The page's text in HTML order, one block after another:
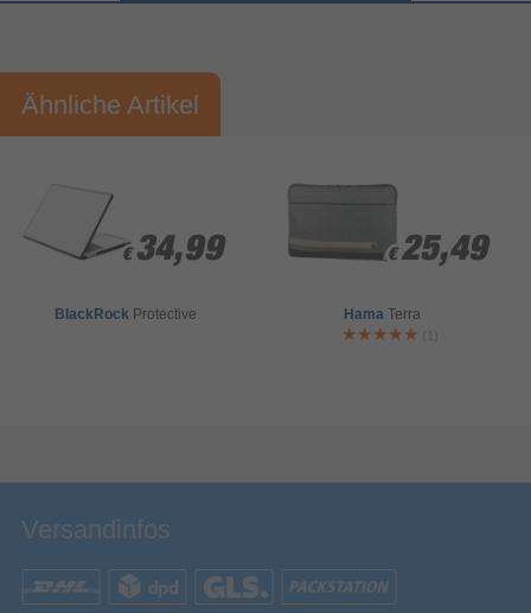
Ihre Bewertung:
Ihr Kommentar*
Ähnliche Artikel
€ 34,99
€ 34,99
BlackRock Protective
€ 25,49
€ 25,49
Hama Terra
(1)
Versandinfos